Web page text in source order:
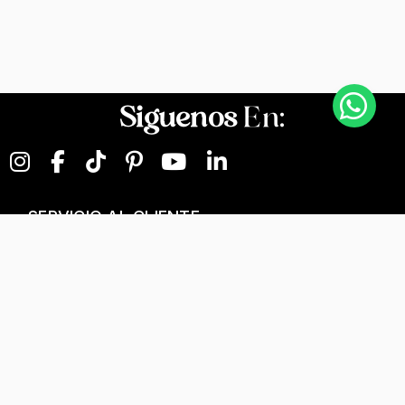
SiguenosEn:
SERVICIO AL CLIENTE